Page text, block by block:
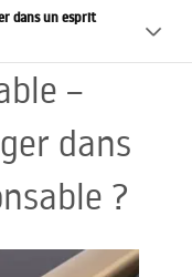
dans un esprit
–
dans
?